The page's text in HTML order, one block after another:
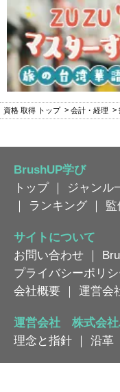
資格 取得 トップ 会計・経理
BrushUP学び
トップ｜ ジャンル
｜
ランキング ｜ 監
サイトについて
お問い合わせ ｜
プライバシーポリ
会社概要 ｜ 運営会
運営会社 株式会社
理念と指針 ｜ 沿革